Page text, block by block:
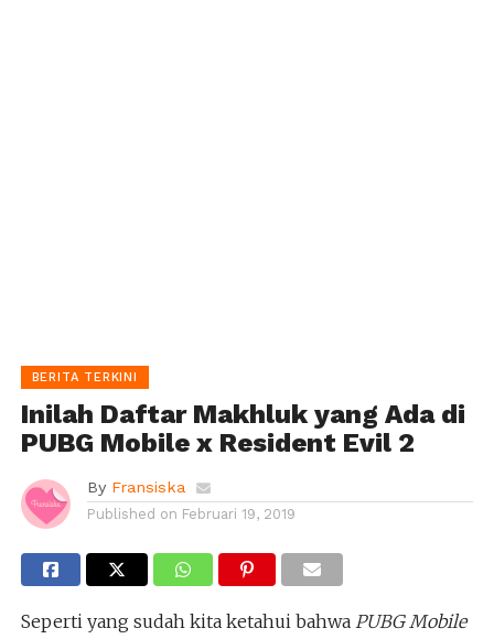
BERITA TERKINI
Inilah Daftar Makhluk yang Ada di
PUBG Mobile x Resident Evil 2
By Fransiska
Published on Februari 19, 2019
Seperti yang sudah kita ketahui bahwa PUBG Mobile